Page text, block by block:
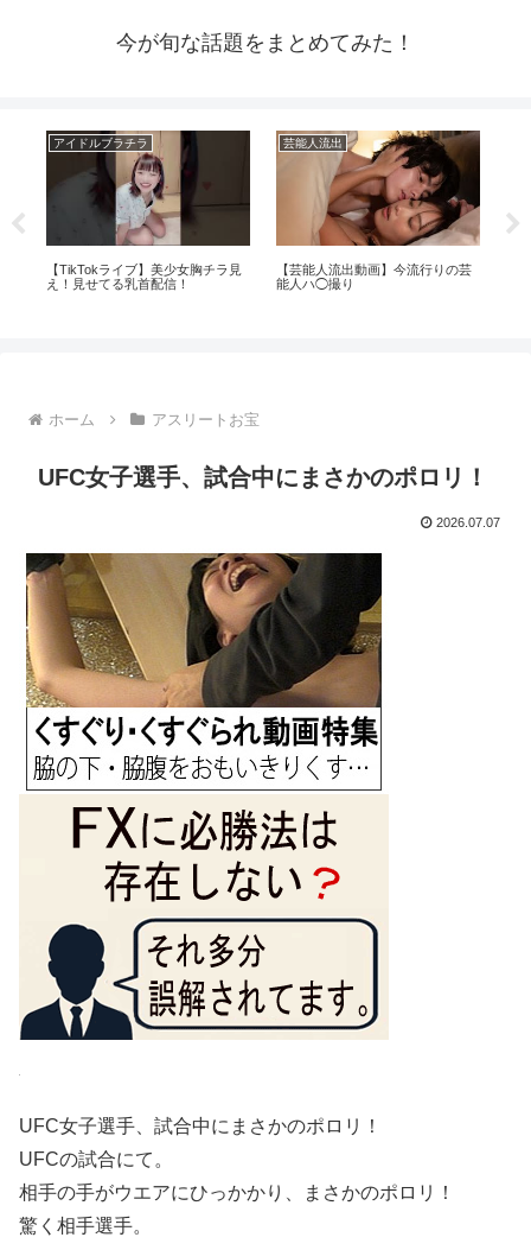
今が旬な話題をまとめてみた！
アイドルブラチラ
【TikTokライブ】美少女胸チラ見
え！見せてる乳首配信！
芸能人流出
【芸能人流出動画】今流行りの芸
能人ハ◯撮り
ホーム アスリートお宝
UFC女子選手、試合中にまさかのポロリ！
2026.07.07
UFC女子選手、試合中にまさかのポロリ！
UFCの試合にて。
相手の手がウエアにひっかかり、まさかのポロリ！
驚く相手選手。